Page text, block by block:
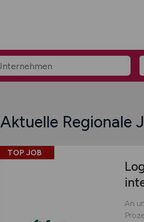
Aktuelle Regionale
TOP JOB
An